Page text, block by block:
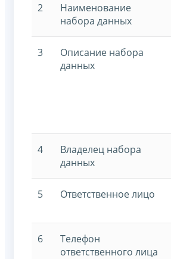
2
Наименование
набора данных
3
Описание набора
данных
4
Владелец набора
данных
5 Ответственное лицо
6
Телефон
ответственного лица